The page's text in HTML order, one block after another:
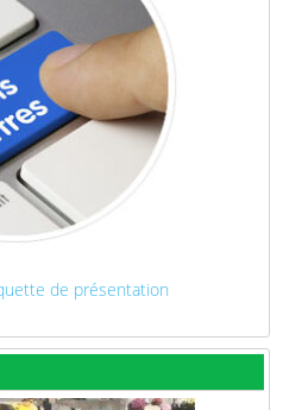
de présentation